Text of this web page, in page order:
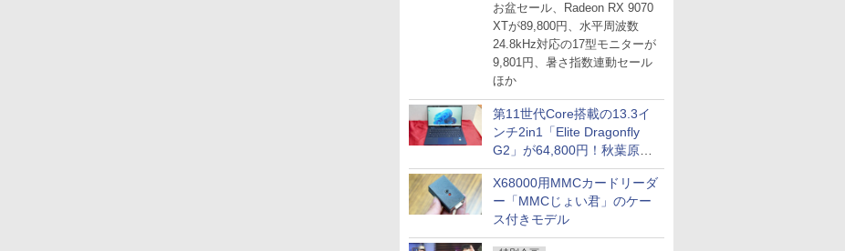
お盆セール、Radeon RX 9070
XTが89,800円、水平周波数
24.8kHz対応の17型モニターが
9,801円、暑さ指数連動セール
ほか
第11世代Core搭載の13.3イ
ンチ2in1「Elite Dragonfly
G2」が64,800円！秋葉原で
中古PCセール
X68000用MMCカードリーダ
ー「MMCじょい君」のケー
ス付きモデル